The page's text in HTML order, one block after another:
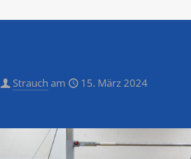
Strauch am 15. März 2024